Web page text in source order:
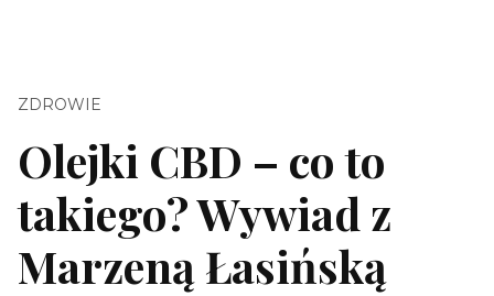
ZDROWIE
Olejki CBD – co to
takiego? Wywiad z
Marzeną Łasińską